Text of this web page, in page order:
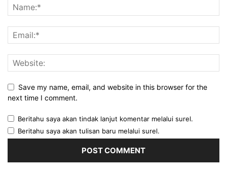
Save my name, email, and website in this browser for the
next time I comment.
Beritahu saya akan tindak lanjut komentar melalui surel.
Beritahu saya akan tulisan baru melalui surel.